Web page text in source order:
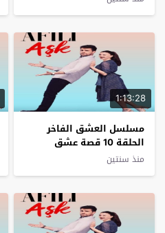
1:13:28
مسلسل العشق الفاخر
الحلقة 10 قصة عشق
منذ سنتين